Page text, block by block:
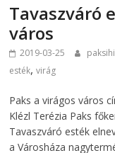
Tavaszváró
város
2019-03-25
esték,virág
Paks a virágos város
Klézl Terézia Paks
Tavaszváró esték
a Városháza